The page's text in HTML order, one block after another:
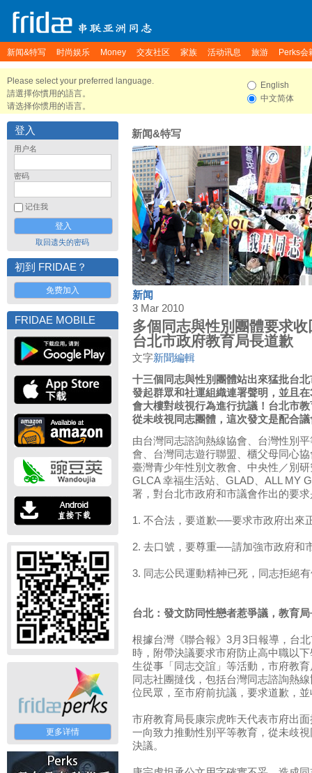
新闻&特写 时尚娱乐 Money 交友社区 家族 活动讯息 旅游 Perks会
Please select your preferred language.
請選擇你慣用的語言。
请选择你惯用的语言。
English
中文简体
登入
用户名
密码
记住我
取回遗失的密码
初到 FRIDAE？
免费加入
FRIDAE MOBILE
更多详情
新闻&特写
新闻
3 Mar 2010
多個同志與性別團體要求
台北市政府教育局長道歉
文字新聞編輯
十三個同志與性別團體站出來猛批台
發起群眾和社運組織連署聲明，並且
會大樓對歧視行為進行抗議！台北市
從未歧視同志團體，這次發文是配合
由台灣同志諮詢熱線協會、台灣性別
會、台灣同志遊行聯盟、櫃父母同心
臺灣青少年性別文教會、中央性／別
GLCA 幸福生活站、GLAD、ALL MY
署，對台北市政府和市議會作出的要求
1. 不合法，要道歉──要求市政府出來
2. 去口號，要尊重──請加強市政府和
3. 同志公民運動精神已死，同志拒絕
台北：發文防同性戀者惹爭議，教育
根據台灣《聯合報》3月3日報導，台
時，附帶決議要求市府防止高中職以
生從事「同志交誼」等活動，市府教
同志社團撻伐，包括台灣同志諮詢熱
位民眾，至市府前抗議，要求道歉，
市府教育局長康宗虎昨天代表市府出
一向致力推動性別平等教育，從未歧
決議。